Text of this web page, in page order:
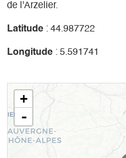
de l'Arzelier.
Latitude : 44.987722
Longitude : 5.591741
+
-